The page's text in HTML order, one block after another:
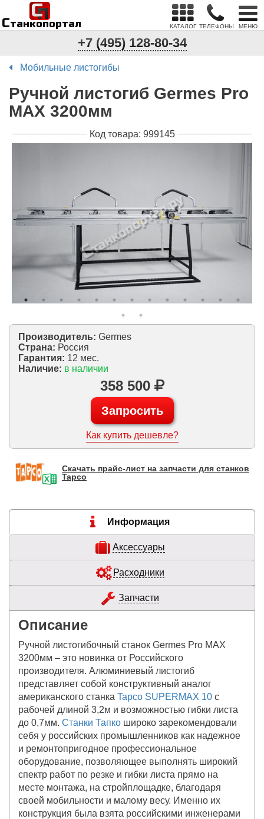
Станкопортал
п
С
КАТАЛОГ ТЕЛЕФОНЫ МЕНЮ
+7 (495) 128-80-34
Мобильные листогибы
Ручной листогиб Germes Pro
MAX 3200мм
Код товара: 999145
Производитель: Germes
Страна: Россия
Гарантия: 12 мес.
Наличие: в наличии
358 500
Запросить
Как купить дешевле?
Скачать прайс-лист на запчасти для станков
Tapco
Информация
Аксессуары
Расходники
Запчасти
Описание
Ручной листогибочный станок Germes Pro MAX
3200мм – это новинка от Российского
производителя. Алюминиевый листогиб
представляет собой конструктивный аналог
американского станка Tapco SUPERMAX 10 с
рабочей длиной 3,2м и возможностью гибки листа
до 0,7мм. Станки Тапко широко зарекомендовали
себя у российских промышленников как надежное
и ремонтопригодное профессиональное
оборудование, позволяющее выполнять широкий
спектр работ по резке и гибки листа прямо на
месте монтажа, на стройплощадке, благодаря
своей мобильности и малому весу. Именно их
конструкция была взята российскими инженерами